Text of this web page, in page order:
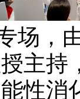
场 ，
主持
能性